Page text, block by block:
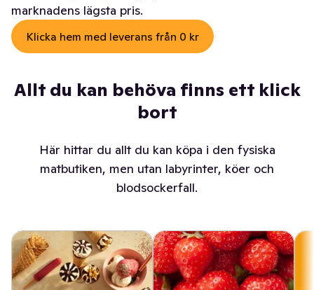
marknadens lägsta pris.
Klicka hem med leverans från 0 kr
Allt du kan behöva finns ett klick
bort
Här hittar du allt du kan köpa i den fysiska
matbutiken, men utan labyrinter, köer och
blodsockerfall.